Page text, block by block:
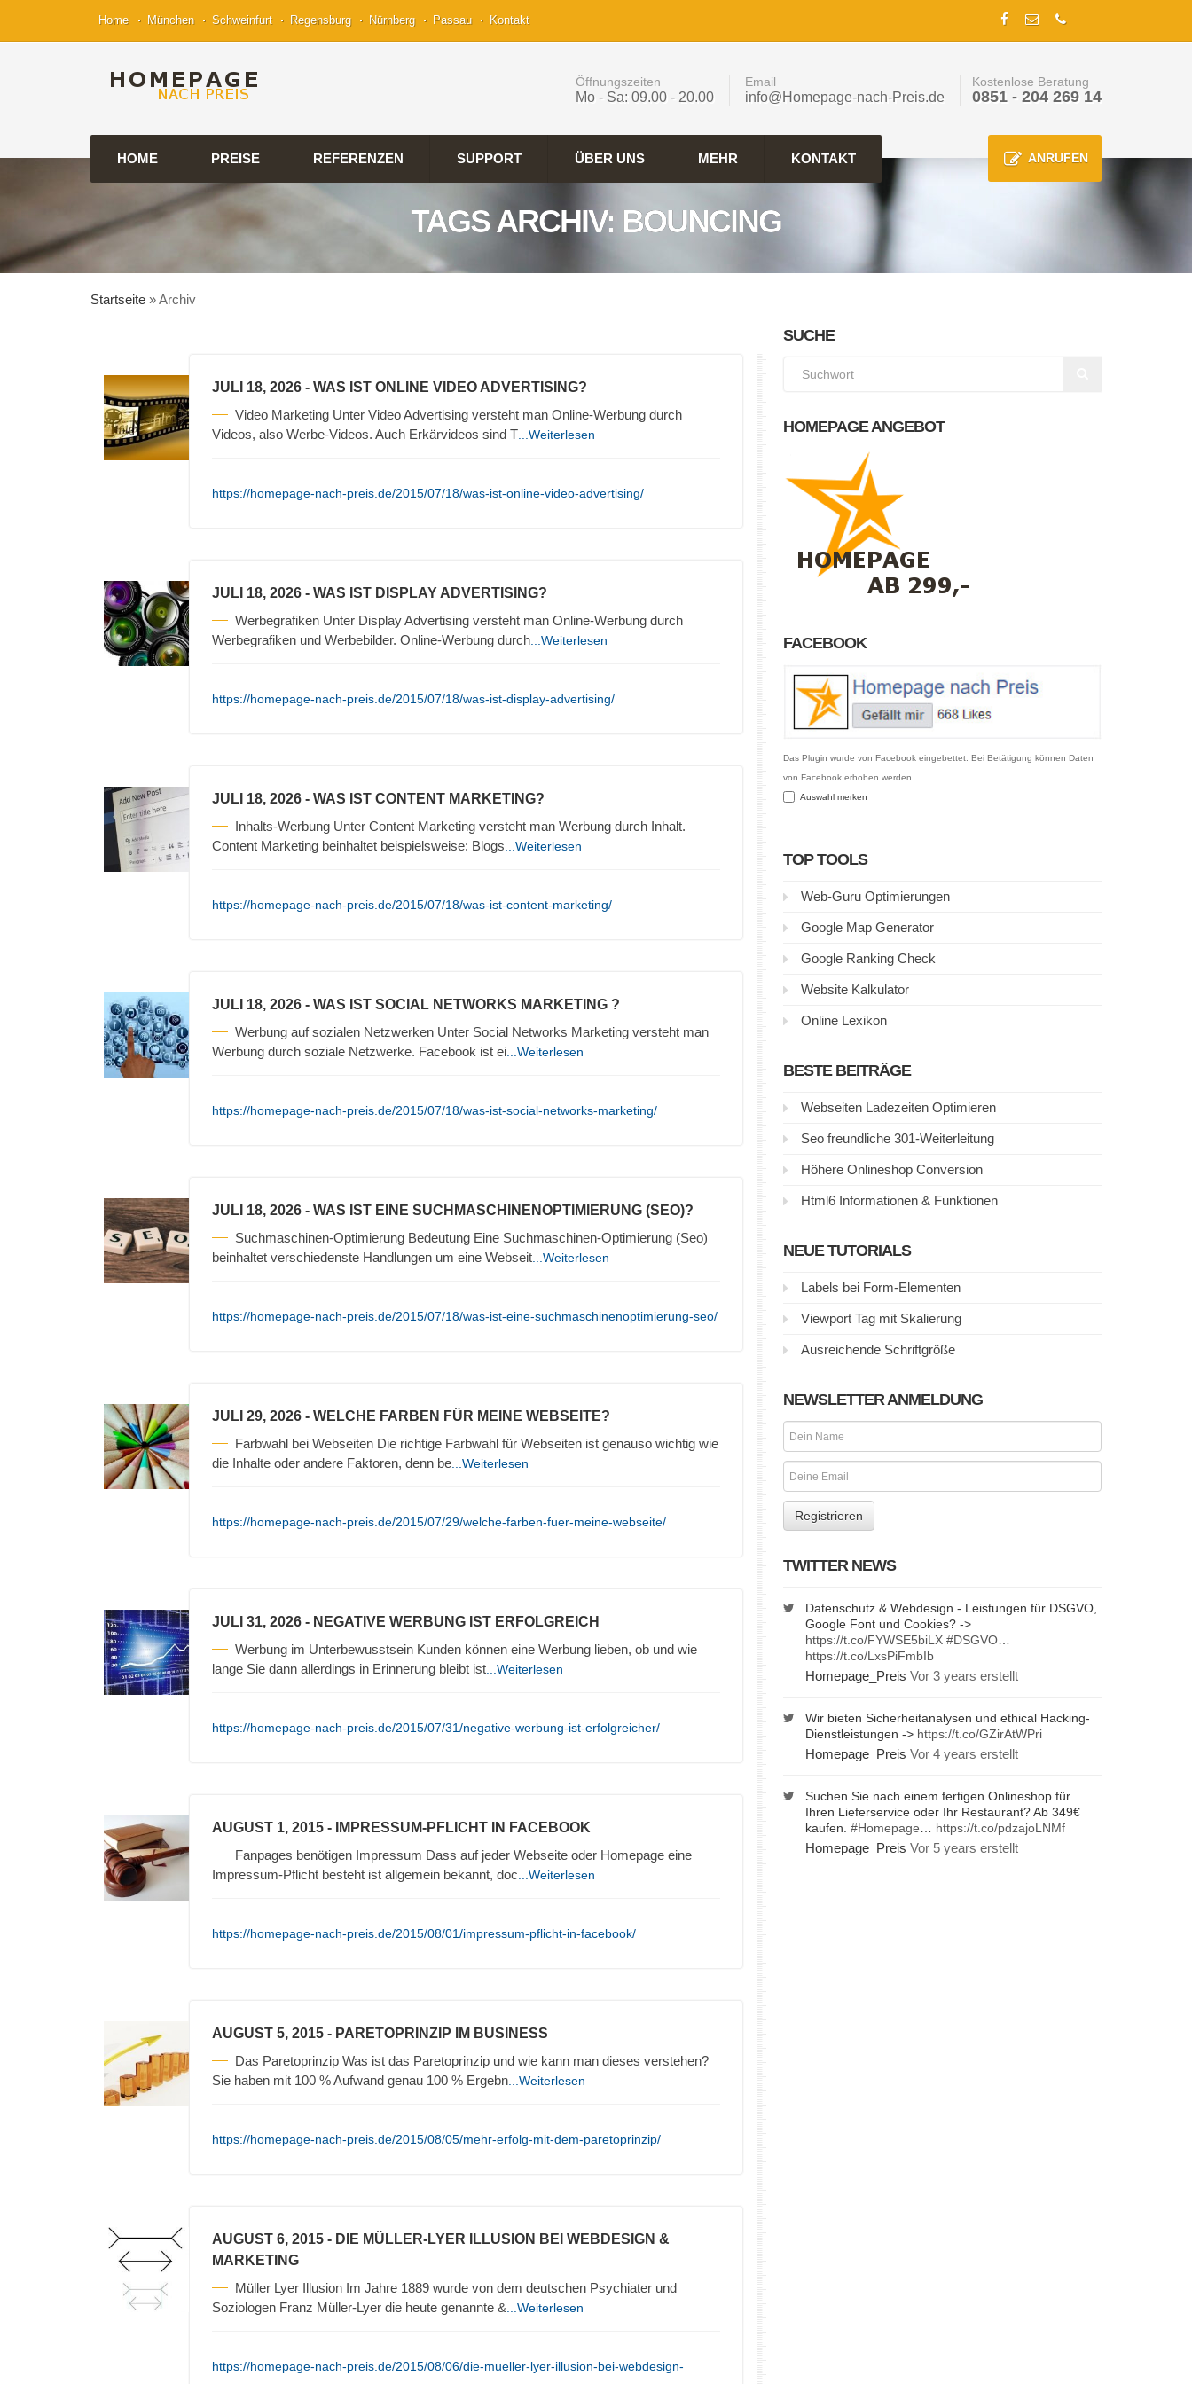
Home München Schweinfurt Regensburg Nürnberg Passau Kontakt
Öffnungszeiten
Mo - Sa: 09.00 - 20.00
Email
info@Homepage-nach-Preis.de
Kostenlose Beratung
0851 - 204 269 14
HOME PREISE REFERENZEN SUPPORT ÜBER UNS MEHR KONTAKT ANRUFEN
TAGS ARCHIV: BOUNCING
Startseite »Archiv
JULI 18, 2026 - WAS IST ONLINE VIDEO ADVERTISING?
Video Marketing Unter Video Advertising versteht man Online-Werbung durch
Videos, also Werbe-Videos. Auch Erkärvideos sind T ...Weiterlesen
https://homepage-nach-preis.de/2015/07/18/was-ist-online-video-advertising/
JULI 18, 2026 - WAS IST DISPLAY ADVERTISING?
Werbegrafiken Unter Display Advertising versteht man Online-Werbung durch
Werbegrafiken und Werbebilder. Online-Werbung durch ...Weiterlesen
https://homepage-nach-preis.de/2015/07/18/was-ist-display-advertising/
JULI 18, 2026 - WAS IST CONTENT MARKETING?
Inhalts-Werbung Unter Content Marketing versteht man Werbung durch Inhalt.
Content Marketing beinhaltet beispielsweise: Blogs ...Weiterlesen
https://homepage-nach-preis.de/2015/07/18/was-ist-content-marketing/
JULI 18, 2026 - WAS IST SOCIAL NETWORKS MARKETING ?
Werbung auf sozialen Netzwerken Unter Social Networks Marketing versteht man
Werbung durch soziale Netzwerke. Facebook ist ei ...Weiterlesen
https://homepage-nach-preis.de/2015/07/18/was-ist-social-networks-marketing/
JULI 18, 2026 - WAS IST EINE SUCHMASCHINENOPTIMIERUNG (SEO)?
Suchmaschinen-Optimierung Bedeutung Eine Suchmaschinen-Optimierung (Seo)
beinhaltet verschiedenste Handlungen um eine Webseit ...Weiterlesen
https://homepage-nach-preis.de/2015/07/18/was-ist-eine-suchmaschinenoptimierung-seo/
JULI 29, 2026 - WELCHE FARBEN FÜR MEINE WEBSEITE?
Farbwahl bei Webseiten Die richtige Farbwahl für Webseiten ist genauso wichtig wie
die Inhalte oder andere Faktoren, denn be ...Weiterlesen
https://homepage-nach-preis.de/2015/07/29/welche-farben-fuer-meine-webseite/
JULI 31, 2026 - NEGATIVE WERBUNG IST ERFOLGREICH
Werbung im Unterbewusstsein Kunden können eine Werbung lieben, ob und wie
lange Sie dann allerdings in Erinnerung bleibt ist ...Weiterlesen
https://homepage-nach-preis.de/2015/07/31/negative-werbung-ist-erfolgreicher/
AUGUST 1, 2015 - IMPRESSUM-PFLICHT IN FACEBOOK
Fanpages benötigen Impressum Dass auf jeder Webseite oder Homepage eine
Impressum-Pflicht besteht ist allgemein bekannt, doc ...Weiterlesen
https://homepage-nach-preis.de/2015/08/01/impressum-pflicht-in-facebook/
AUGUST 5, 2015 - PARETOPRINZIP IM BUSINESS
Das Paretoprinzip Was ist das Paretoprinzip und wie kann man dieses verstehen?
Sie haben mit 100 % Aufwand genau 100 % Ergebn ...Weiterlesen
https://homepage-nach-preis.de/2015/08/05/mehr-erfolg-mit-dem-paretoprinzip/
AUGUST 6, 2015 - DIE MÜLLER-LYER ILLUSION BEI WEBDESIGN &
MARKETING
Müller Lyer Illusion Im Jahre 1889 wurde von dem deutschen Psychiater und
Soziologen Franz Müller-Lyer die heute genannte & ...Weiterlesen
https://homepage-nach-preis.de/2015/08/06/die-mueller-lyer-illusion-bei-webdesign-
SUCHE
HOMEPAGE ANGEBOT
FACEBOOK
Das Plugin wurde von Facebook eingebettet. Bei Betätigung können Daten
von Facebook erhoben werden.
Auswahl merken
TOP TOOLS
Web-Guru Optimierungen
Google Map Generator
Google Ranking Check
Website Kalkulator
Online Lexikon
BESTE BEITRÄGE
Webseiten Ladezeiten Optimieren
Seo freundliche 301-Weiterleitung
Höhere Onlineshop Conversion
Html6 Informationen & Funktionen
NEUE TUTORIALS
Labels bei Form-Elementen
Viewport Tag mit Skalierung
Ausreichende Schriftgröße
NEWSLETTER ANMELDUNG
TWITTER NEWS
Datenschutz & Webdesign - Leistungen für DSGVO,
Google Font und Cookies? ->
https://t.co/FYWSE5biLX #DSGVO…
https://t.co/LxsPiFmbIb
Homepage_Preis Vor 3 years erstellt
Wir bieten Sicherheitanalysen und ethical Hacking-
Dienstleistungen -> https://t.co/GZirAtWPri
Homepage_Preis Vor 4 years erstellt
Suchen Sie nach einem fertigen Onlineshop für
Ihren Lieferservice oder Ihr Restaurant? Ab 349€
kaufen. #Homepage https://t.co/pdzajoLNMf
Homepage_Preis Vor 5 years erstellt